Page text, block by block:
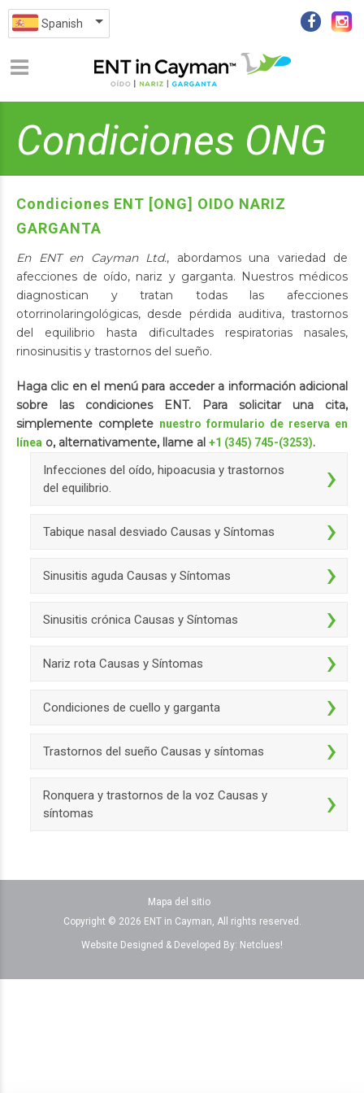
Spanish
Condiciones ONG
Condiciones ENT [ONG] OIDO NARIZ
GARGANTA
En ENT en Cayman Ltd., abordamos una variedad de
afecciones de oído, nariz y garganta. Nuestros médicos
diagnostican y tratan todas las afecciones
otorrinolaringológicas, desde pérdida auditiva, trastornos
del equilibrio hasta dificultades respiratorias nasales,
rinosinusitis y trastornos del sueño.
Haga clic en el menú para acceder a información adicional
sobre las condiciones ENT. Para solicitar una cita,
simplemente complete nuestro formulario de reserva en
línea o, alternativamente, llame al +1 (345) 745-(3253).
Infecciones del oído, hipoacusia y trastornos
del equilibrio.
Tabique nasal desviado Causas y Síntomas
Sinusitis aguda Causas y Síntomas
Sinusitis crónica Causas y Síntomas
Nariz rota Causas y Síntomas
Condiciones de cuello y garganta
Trastornos del sueño Causas y síntomas
Ronquera y trastornos de la voz Causas y
síntomas
Mapa del sitio
Copyright © 2026 ENT in Cayman, All rights reserved.
Website Designed & Developed By: Netclues!